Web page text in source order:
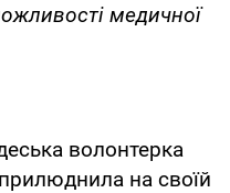
медичної
волонтерка
на своїй